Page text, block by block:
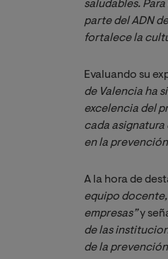
saludables.
parte del ADN
fortalece la
Evaluando su
de Valencia ha
excelencia del
cada
en la
A la hora de
equipo
empresas” y
de las
de la